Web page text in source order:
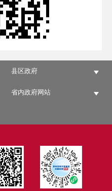
县区政府
省内政府网站